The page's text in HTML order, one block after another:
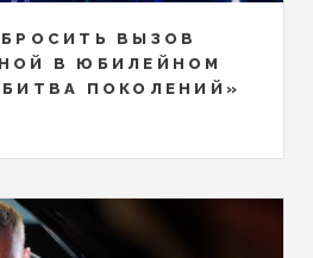
ВЫЗОВ
В ЮБИЛЕЙНОМ
ПОКОЛЕНИЙ»